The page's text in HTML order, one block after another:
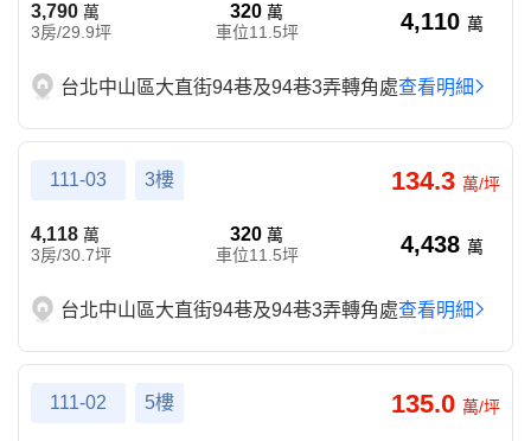
3,790 萬
3房/29.9坪
320萬
車位11.5坪
4,110 萬
台北中山區大直街94巷及94巷3弄轉角處查看明細
111-03 3樓 134.3 萬/坪
4,118 萬
3房/30.7坪
320萬
車位11.5坪
4,438 萬
台北中山區大直街94巷及94巷3弄轉角處查看明細
111-02 5樓 135.0 萬/坪